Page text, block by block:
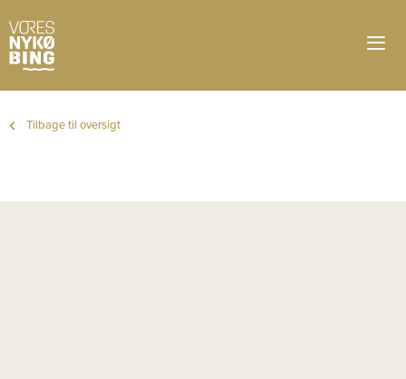
Tilbage til oversigt